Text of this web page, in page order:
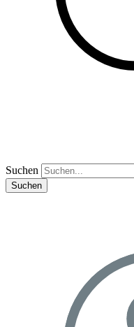
Suchen
Suchen